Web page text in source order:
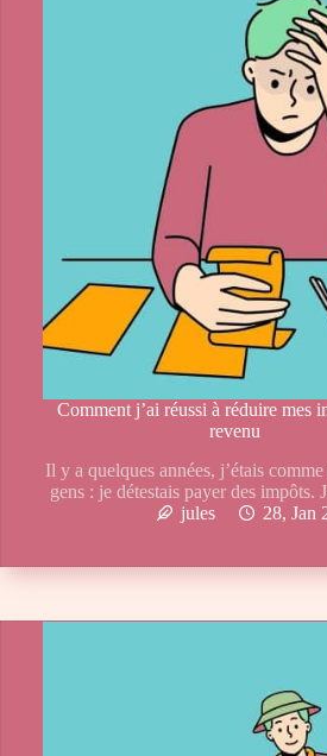
Comment j’ai réussi à réduire mes
revenu
Il y a quelques années, j’étais
gens : je détestais payer des impôts.
jules
28, Jan